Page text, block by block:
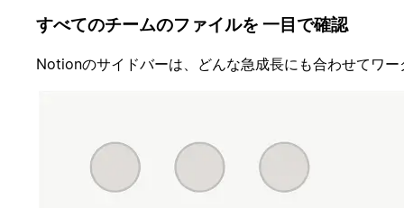
すべてのチームのファイルを 一目で確認
Notionのサイドバーは、どんな急成長にも合わせてワ